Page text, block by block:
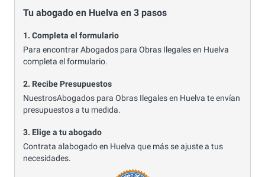
Tu abogado en Huelva en 3 pasos
1. Completa el formulario
Para encontrar Abogados para Obras Ilegales en Huelva
completa el formulario.
2. Recibe Presupuestos
NuestrosAbogados para Obras Ilegales en Huelva te envían
presupuestos a tu medida.
3. Elige a tu abogado
Contrata alabogado en Huelva que más se ajuste a tus
necesidades.